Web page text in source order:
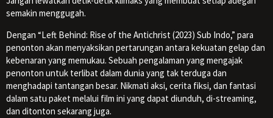
semakin menggugah.
Dengan “Left Behind: Rise of the Antichrist (2023) Sub Indo,” para
penonton akan menyaksikan pertarungan antara kekuatan gelap dan
kebenaran yang memukau. Sebuah pengalaman yang mengajak
penonton untuk terlibat dalam dunia yang tak terduga dan
menghadapi tantangan besar. Nikmati aksi, cerita fiksi, dan fantasi
dalam satu paket melalui film ini yang dapat diunduh, di-streaming,
dan ditonton sekarang juga.